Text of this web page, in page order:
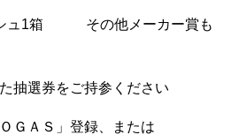
ュ1箱 その他メーカー賞も
抽選券をご持参ください
ＧＡＳ」登録、または